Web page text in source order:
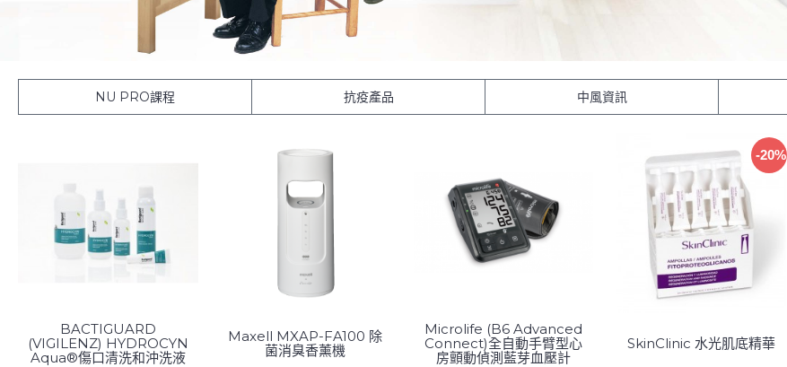
NU PRO課程 抗疫產品 中風資訊
BACTIGUARD
(VIGILENZ) HYDROCYN
Aqua®傷口清洗和沖洗液
Maxell MXAP-FA100 除
菌消臭香薰機
Microlife (B6 Advanced
Connect)全自動手臂型心
房顫動偵測藍芽血壓計
-20%
SkinClinic 水光肌底精華